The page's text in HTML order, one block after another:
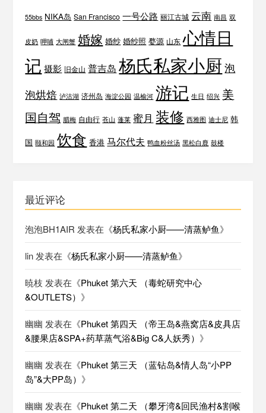
55bbs NIKA岛 San Francisco 一号公路 丽江古城 云南 南昌 双
皮奶 呷哺 大闸蟹 婚嫁 婚纱 婚纱照 婺源 山东 心情日
记 摄影 旧金山 普吉岛 杨氏私家小厨 泡
泡烘焙 泸沽湖 济州岛 海淀公园 温榆河 游记 生日 绍兴 美
国自驾 腊梅 自由行 苍山 蓬莱 蜜月 装修 西雅图 迪士尼 韩
国 颐和园 饮食 香港 马尔代夫 鸭血粉丝汤 黑松白鹿 鼓楼
最近评论
泡泡BH1AIR 发表在《杨氏私家小厨——清蒸鲈鱼》
lin发表在《杨氏私家小厨——清蒸鲈鱼》
暁枝 发表在《Phuket 第六天 （毒蛇研究中心
&OUTLETS） 》
幽幽 发表在《Phuket 第四天 （帝王岛&燕窝店&皮具店
&腰果店&SPA+药草蒸气浴&Big C&人妖秀） 》
幽幽 发表在《Phuket 第三天 （蓝钻岛&情人岛“小PP
岛”&大PP岛） 》
幽幽 发表在《Phuket 第二天 （攀牙湾&回民渔村&割喉